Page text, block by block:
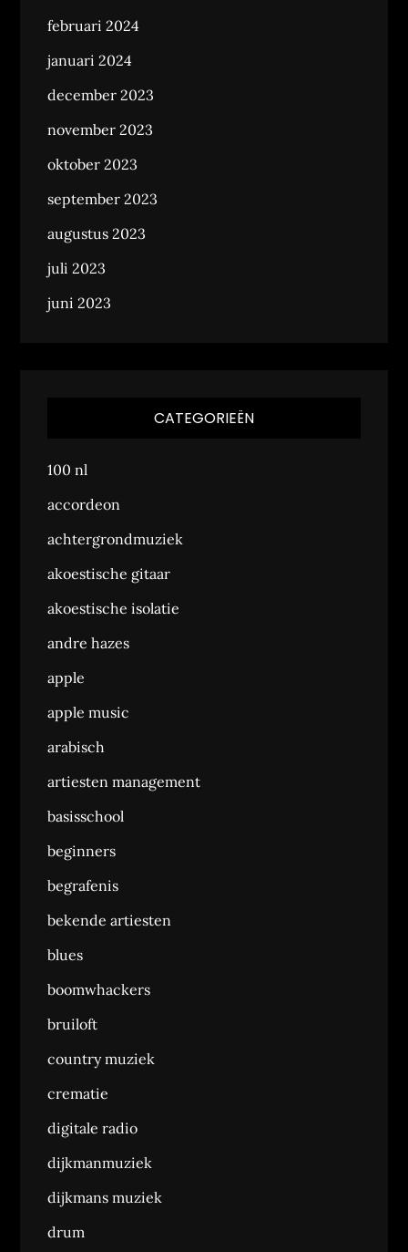
februari 2024
januari 2024
december 2023
november 2023
oktober 2023
september 2023
augustus 2023
juli 2023
juni 2023
CATEGORIEËN
100 nl
accordeon
achtergrondmuziek
akoestische gitaar
akoestische isolatie
andre hazes
apple
apple music
arabisch
artiesten management
basisschool
beginners
begrafenis
bekende artiesten
blues
boomwhackers
bruiloft
country muziek
crematie
digitale radio
dijkmanmuziek
dijkmans muziek
drum